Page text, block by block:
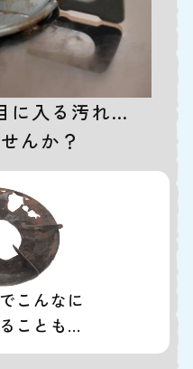
に入る汚れ…
んか？
こんなに
ことも…